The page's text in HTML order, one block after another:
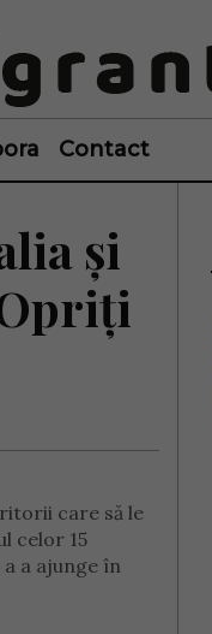
Contact
și
care să le
celor 15
a ajunge în